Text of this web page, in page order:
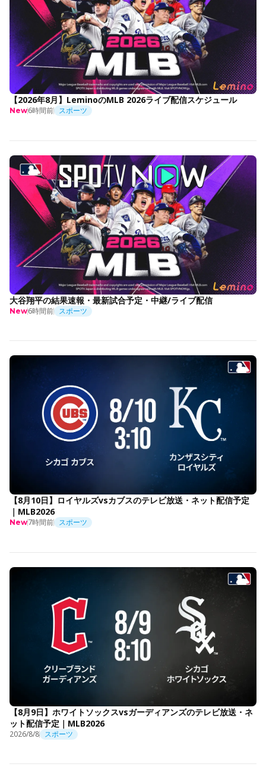
【2026年8月】LeminoのMLB 2026ライブ配信スケジュール
New6時間前 スポーツ
大谷翔平の結果速報・最新試合予定・中継/ライブ配信
New6時間前 スポーツ
【8月10日】ロイヤルズvsカブスのテレビ放送・ネット配信予定
｜MLB2026
New7時間前 スポーツ
【8月9日】ホワイトソックスvsガーディアンズのテレビ放送・ネ
ット配信予定｜MLB2026
2026/8/8 スポーツ